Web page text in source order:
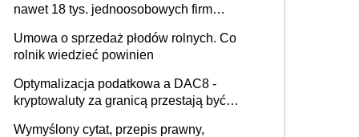
nawet 18 tys. jednoosobowych firm
Umowa o sprzedaż płodów rolnych. Co
rolnik wiedzieć powinien
Optymalizacja podatkowa a DAC8 -
kryptowaluty za granicą przestają być
Wymyślony cytat, przepis prawny,